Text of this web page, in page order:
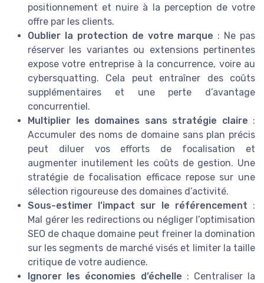
positionnement et nuire à la perception de votre
offre par les clients.
Oublier la protection de votre marque : Ne pas
réserver les variantes ou extensions pertinentes
expose votre entreprise à la concurrence, voire au
cybersquatting. Cela peut entraîner des coûts
supplémentaires et une perte d’avantage
concurrentiel.
Multiplier les domaines sans stratégie claire :
Accumuler des noms de domaine sans plan précis
peut diluer vos efforts de focalisation et
augmenter inutilement les coûts de gestion. Une
stratégie de focalisation efficace repose sur une
sélection rigoureuse des domaines d’activité.
Sous-estimer l’impact sur le référencement :
Mal gérer les redirections ou négliger l’optimisation
SEO de chaque domaine peut freiner la domination
sur les segments de marché visés et limiter la taille
critique de votre audience.
Ignorer les économies d’échelle : Centraliser la